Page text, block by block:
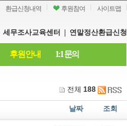
환급신청내역 후원참여 사이트맵
세무조사교육센터 연말정산환급신청
후원안내 1:1 문의
전체 188
날짜 조회